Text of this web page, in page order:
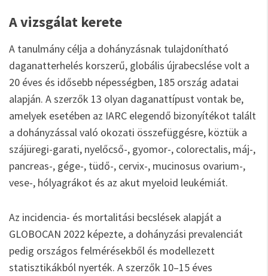
A vizsgálat kerete
A tanulmány célja a dohányzásnak tulajdonítható
daganatterhelés korszerű, globális újrabecslése volt a
20 éves és idősebb népességben, 185 ország adatai
alapján. A szerzők 13 olyan daganattípust vontak be,
amelyek esetében az IARC elegendő bizonyítékot talált
a dohányzással való okozati összefüggésre, köztük a
szájüregi-garati, nyelőcső-, gyomor-, colorectalis, máj-,
pancreas-, gége-, tüdő-, cervix-, mucinosus ovarium-,
vese-, hólyagrákot és az akut myeloid leukémiát.
Az incidencia- és mortalitási becslések alapját a
GLOBOCAN 2022 képezte, a dohányzási prevalenciát
pedig országos felmérésekből és modellezett
statisztikákból nyerték. A szerzők 10–15 éves